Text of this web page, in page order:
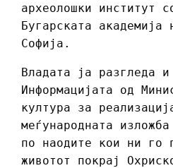
археолошки институт
Бугарската академија
Софија.
Владата ја разгледа
Информацијата од
култура за
меѓународната
по наодите кои ни го
животот покрај